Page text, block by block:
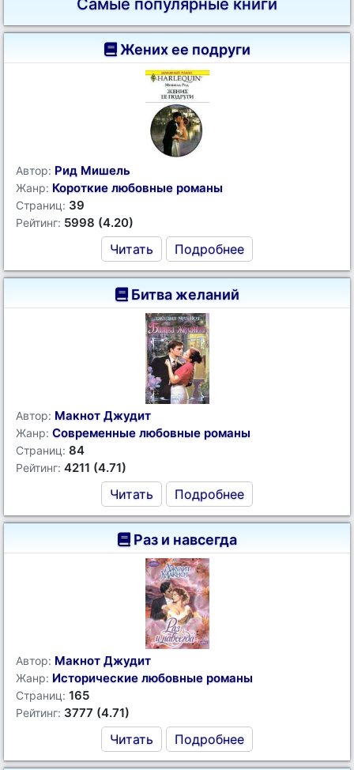
Самые популярные книги
Жених ее подруги
Автор: Рид Мишель
Жанр: Короткие любовные романы
Страниц: 39
Рейтинг: 5998 (4.20)
Читать Подробнее
Битва желаний
Автор: Макнот Джудит
Жанр: Современные любовные романы
Страниц: 84
Рейтинг: 4211 (4.71)
Читать Подробнее
Раз и навсегда
Автор: Макнот Джудит
Жанр: Исторические любовные романы
Страниц: 165
Рейтинг: 3777 (4.71)
Читать Подробнее